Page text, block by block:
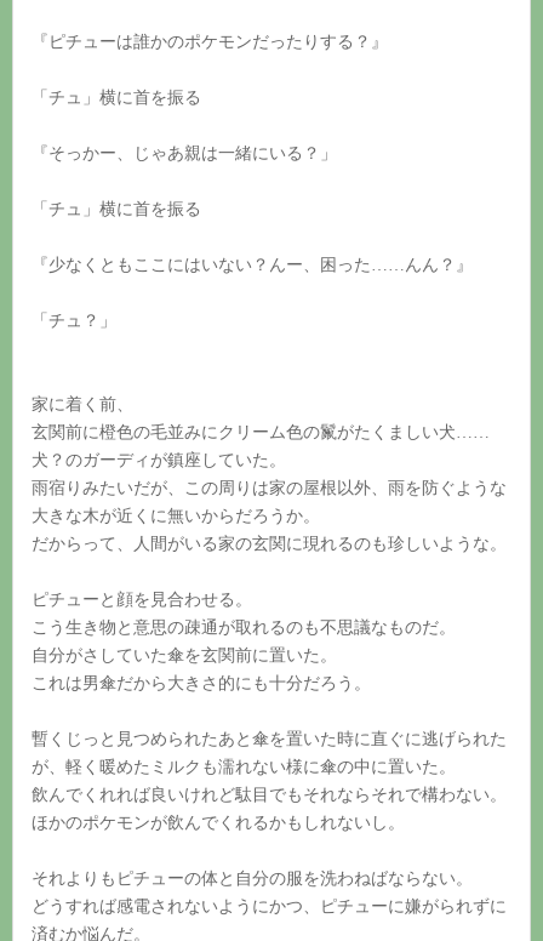
『ピチューは誰かのポケモンだったりする？』
「チュ」横に首を振る
『そっかー、じゃあ親は一緒にいる？」
「チュ」横に首を振る
『少なくともここにはいない？んー、困った……んん？』
「チュ？」
家に着く前、
玄関前に橙色の毛並みにクリーム色の鬣がたくましい犬……
犬？のガーディが鎮座していた。
雨宿りみたいだが、この周りは家の屋根以外、雨を防ぐような
大きな木が近くに無いからだろうか。
だからって、人間がいる家の玄関に現れるのも珍しいような。
ピチューと顔を見合わせる。
こう生き物と意思の疎通が取れるのも不思議なものだ。
自分がさしていた傘を玄関前に置いた。
これは男傘だから大きさ的にも十分だろう。
暫くじっと見つめられたあと傘を置いた時に直ぐに逃げられた
が、軽く暖めたミルクも濡れない様に傘の中に置いた。
飲んでくれれば良いけれど駄目でもそれならそれで構わない。
ほかのポケモンが飲んでくれるかもしれないし。
それよりもピチューの体と自分の服を洗わねばならない。
どうすれば感電されないようにかつ、ピチューに嫌がられずに
済むか悩んだ。